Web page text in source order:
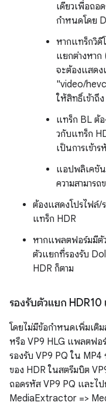
เดียวเพื่อถอ
กำหนดโดย
หากแทร็กวิดี
แยกต่างหา
จะต้องแสดง
"video/
ให้สิทธิ์เข้าถึ
แทร็ก BL ต้
วกับแทร็ก
เป็นการเข้า
แอปพลิเคชัน
ความสามาร
ต้องแสดงโปรไฟล์
แทร็ก HDR
หากแพลตฟอร์มมีตั
ตัวแยกที่รองรับ
HDR ก็ตาม
รองรับตัวแยก HDR10
โดยไม่มีข้อกำหนดเพิ่มเติ
หรือ VP9 HLG แพลตฟอ
รองรับ VP9 PQ ใน
ของ HDR ในสตรีมบิต
ถอดรหัส VP9 PQ และไ
MediaExtractor =>